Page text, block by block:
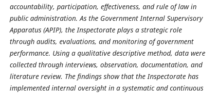
accountability, participation, effectiveness, and rule of law in
public administration. As the Government Internal Supervisory
Apparatus (APIP), the Inspectorate plays a strategic role
through audits, evaluations, and monitoring of government
performance. Using a qualitative descriptive method, data were
collected through interviews, observation, documentation, and
literature review. The findings show that the Inspectorate has
implemented internal oversight in a systematic and continuous